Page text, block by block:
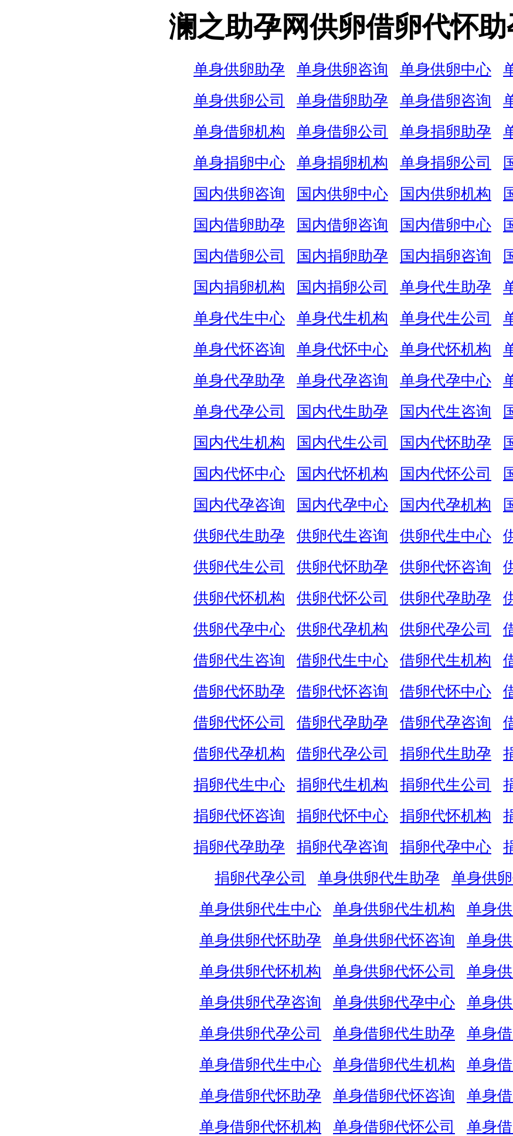
澜之助孕网供卵借卵代怀
单身供卵助孕 单身供卵咨询 单身供卵中心
单身供卵公司
单身借卵助孕 单身借卵咨询
单身借卵机构
单身借卵公司 单身捐卵助孕
单身捐卵中心
单身捐卵机构 单身捐卵公司
国内供卵咨询
国内供卵中心 国内供卵机构
国内借卵助孕
国内借卵咨询 国内借卵中心
国内借卵公司
国内捐卵助孕 国内捐卵咨询
国内捐卵机构
国内捐卵公司 单身代生助孕
单身代生中心
单身代生机构 单身代生公司
单身代怀咨询
单身代怀中心 单身代怀机构
单身代孕助孕
单身代孕咨询 单身代孕中心
单身代孕公司
国内代生助孕 国内代生咨询
国内代生机构
国内代生公司 国内代怀助孕
国内代怀中心
国内代怀机构 国内代怀公司
国内代孕咨询
国内代孕中心 国内代孕机构
供卵代生助孕
供卵代生咨询 供卵代生中心
供卵代生公司
供卵代怀助孕 供卵代怀咨询
供卵代怀机构
供卵代怀公司 供卵代孕助孕
供卵代孕中心
供卵代孕机构 供卵代孕公司
借卵代生咨询
借卵代生中心 借卵代生机构
借卵代怀助孕
借卵代怀咨询 借卵代怀中心
借卵代怀公司
借卵代孕助孕 借卵代孕咨询
借卵代孕机构
借卵代孕公司 捐卵代生助孕
捐卵代生中心
捐卵代生机构 捐卵代生公司
捐卵代怀咨询
捐卵代怀中心 捐卵代怀机构
捐卵代孕助孕
捐卵代孕咨询 捐卵代孕中心
捐卵代孕公司
单身供卵代生助孕
单身供
单身供卵代生中心
单身供卵代生机构
单身
单身供卵代怀助孕
单身供卵代怀咨询
单身
单身供卵代怀机构
单身供卵代怀公司
单身
单身供卵代孕咨询
单身供卵代孕中心
单身
单身供卵代孕公司
单身借卵代生助孕
单身
单身借卵代生中心
单身借卵代生机构
单身
单身借卵代怀助孕
单身借卵代怀咨询
单身
单身借卵代怀机构
单身借卵代怀公司
单身